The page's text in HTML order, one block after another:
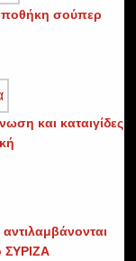
σούπερ
και καταιγίδες
ΣΥΡΙΖΑ